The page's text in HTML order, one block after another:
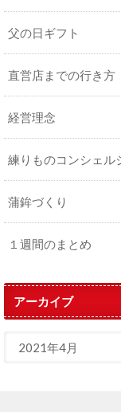
父の日ギフト
直営店までの行き方
経営理念
練りものコンシェル
蒲鉾づくり
１週間のまとめ
アーカイブ